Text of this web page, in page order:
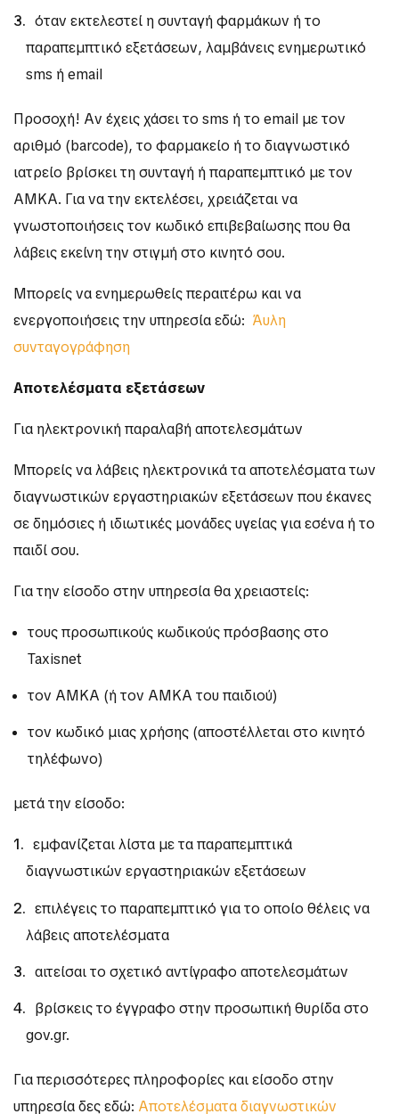
όταν εκτελεστεί η συνταγή φαρμάκων ή το
παραπεμπτικό εξετάσεων, λαμβάνεις ενημερωτικό
sms ή email
Προσοχή! Αν έχεις χάσει το sms ή το email με τον
αριθμό (barcode), το φαρμακείο ή το διαγνωστικό
ιατρείο βρίσκει τη συνταγή ή παραπεμπτικό με τον
ΑΜΚΑ. Για να την εκτελέσει, χρειάζεται να
γνωστοποιήσεις τον κωδικό επιβεβαίωσης που θα
λάβεις εκείνη την στιγμή στο κινητό σου.
Μπορείς να ενημερωθείς περαιτέρω και να
ενεργοποιήσεις την υπηρεσία εδώ: Άυλη
συνταγογράφηση
Αποτελέσματα εξετάσεων
Για ηλεκτρονική παραλαβή αποτελεσμάτων
Μπορείς να λάβεις ηλεκτρονικά τα αποτελέσματα των
διαγνωστικών εργαστηριακών εξετάσεων που έκανες
σε δημόσιες ή ιδιωτικές μονάδες υγείας για εσένα ή το
παιδί σου.
Για την είσοδο στην υπηρεσία θα χρειαστείς:
τους προσωπικούς κωδικούς πρόσβασης στο
Taxisnet
τον ΑΜΚΑ (ή τον ΑΜΚΑ του παιδιού)
τον κωδικό μιας χρήσης (αποστέλλεται στο κινητό
τηλέφωνο)
μετά την είσοδο:
εμφανίζεται λίστα με τα παραπεμπτικά
διαγνωστικών εργαστηριακών εξετάσεων
επιλέγεις το παραπεμπτικό για το οποίο θέλεις να
λάβεις αποτελέσματα
αιτείσαι το σχετικό αντίγραφο αποτελεσμάτων
βρίσκεις το έγγραφο στην προσωπική θυρίδα στο
gov.gr.
Για περισσότερες πληροφορίες και είσοδο στην
υπηρεσία δες εδώ: Αποτελέσματα διαγνωστικών